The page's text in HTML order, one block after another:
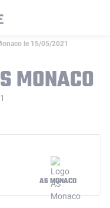
le 15/05/2021
MONACO
AS MONACO